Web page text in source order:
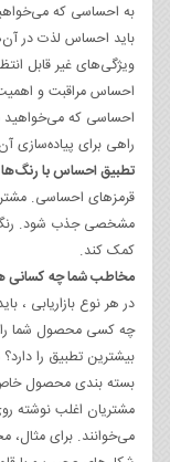
به احساسی که
باید احساس لذت در
ویژگی‌های غیر قابل
احساس مراقبت و
احساسی که می‌‌خواهید
راهی برای پیاده‌سازی
تطبیق احساس با
قرمزهای احساسی.
مشخصی جذب شود.
کمک کند.
مخاطب شما چه کسانی
در هر نوع بازاریابی ،
چه کسی محصول شما
بیشترین تطبیق را
بسته بندی محصول
مشتریان اغلب نوشته
می‌خوانند. برای مثال،